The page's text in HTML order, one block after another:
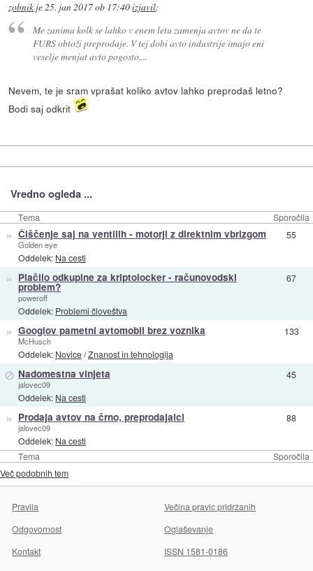
zobnik je25. jan 2017 ob 17:40izjavil:
Me zanima kolk se lahko v enem letu zamenja avtov ne da te
FURS obtoži preprodaje. V tej dobi avto industrije imajo eni
veselje menjat avto pogosto....
Nevem, te je sram vprašat koliko avtov lahko preprodaš letno?
Bodi saj odkrit
Vredno ogleda ...
Tema Sporočila
Tema Sporočila
» Čiščenje saj na ventilih - motorji z direktnim vbrizgom
Golden eye
Oddelek: Na cesti
55
» Plačilo odkupine za kriptolocker - računovodski
problem?
poweroff
Oddelek: Problemi človeštva
67
» Googlov pametni avtomobil brez voznika
McHusch
Oddelek: Novice/Znanost in tehnologija
133
⊘ Nadomestna vinjeta
jalovec09
Oddelek: Na cesti
45
» Prodaja avtov na črno, preprodajalci
jalovec09
Oddelek: Na cesti
88
Več podobnih tem
Pravila
Večina pravic pridržanih
Odgovornost
Oglaševanje
Kontakt
ISSN 1581-0186